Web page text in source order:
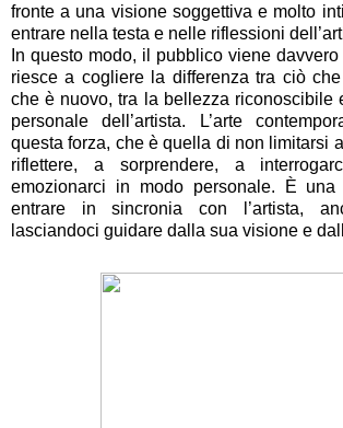
fronte a una visione soggettiva e molto
entrare nella testa e nelle riflessioni
In questo modo, il pubblico viene
riesce a cogliere la differenza tra ciò
che è nuovo, tra la bellezza riconoscibile
personale dell’artista. L’arte
questa forza, che è quella di non limitarsi
riflettere, a sorprendere, a
emozionarci in modo personale. È
entrare in sincronia con l’artista,
lasciandoci guidare dalla sua visione e